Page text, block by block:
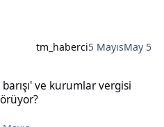
tm_haberci5 MayısMay 5
ve kurumlar vergisi